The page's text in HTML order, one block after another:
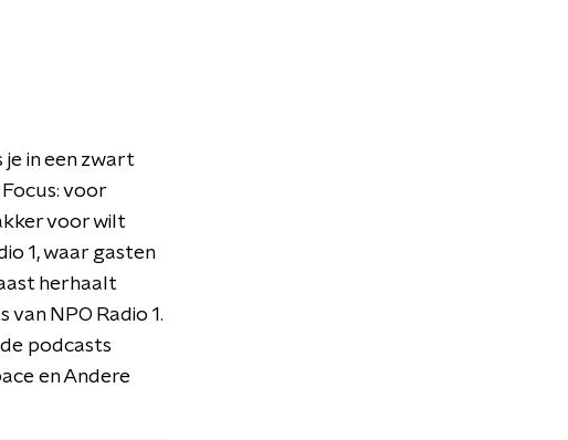
in een zwart
voor
voor wilt
1, waar gasten
herhaalt
NPO Radio 1.
podcasts
en Andere